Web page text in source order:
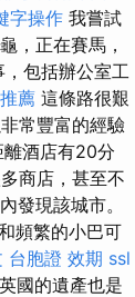
字操作 我嘗試
，正在賽馬，
包括辦公室工
薦 這條路很艱
常豐富的經驗
酒店有20分
商店，甚至不
發現該城市。
頻繁的小巴可
台胞證 效期 ssl
英國的遺產也是